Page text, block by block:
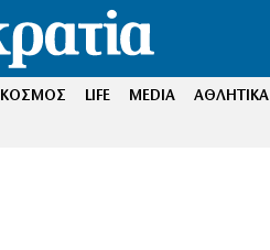
ΚΟΣΜΟΣ LIFE MEDIA ΑΘΛΗΤΙΚΑ